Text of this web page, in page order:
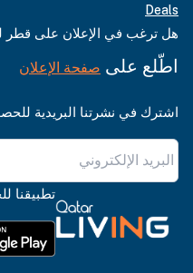
Deals
هل ترغب في الإعلان على قطر
اطّلع على صفحة الإعلان
اشترك في نشرتنا البريدية
تطبيقنا